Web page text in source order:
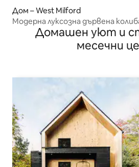
Дом – West Milford
Модерна луксозна дървена
Домашен уют и
месечни